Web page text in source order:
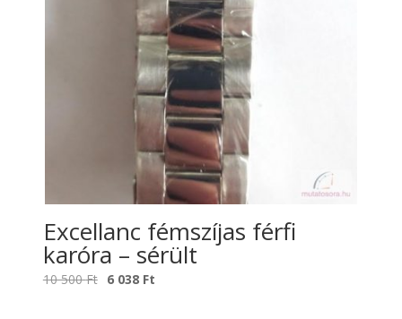
Excellanc fémszíjas férfi
karóra – sérült
10 500Ft Original
6 038 Ft